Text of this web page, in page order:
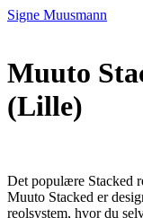
Signe Muusmann
Muuto
(Lille)
Det populære Stacked
Muuto Stacked er
reolsystem, hvor du